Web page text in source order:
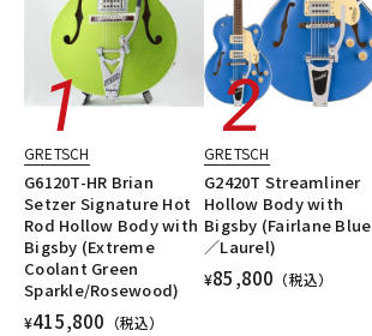
GRETSCH
G6120T-HR Brian
Setzer Signature Hot
Rod Hollow Body with
Bigsby (Extreme
Coolant Green
Sparkle/Rosewood)
¥415,800 （税込）
GRETSCH
G2420T Streamliner
Hollow Body with
Bigsby (Fairlane Blue
／Laurel)
¥85,800 （税込）